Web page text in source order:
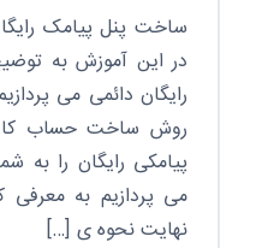
ساخت پنل پیامک
در این آموزش به
رایگان دائمی می
روش ساخت حساب
پیامکی رایگان را به
می پردازیم به
نهایت نحوه ی […]